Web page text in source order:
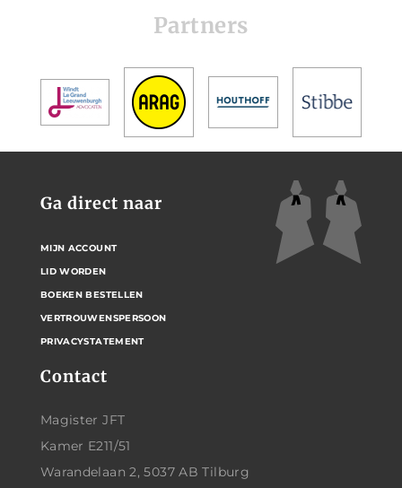
Partners
Contact
Magister JFT
Kamer E211/51
Warandelaan 2, 5037 AB Tilburg
Ga direct naar
MIJN ACCOUNT
LID WORDEN
BOEKEN BESTELLEN
VERTROUWENSPERSOON
PRIVACYSTATEMENT